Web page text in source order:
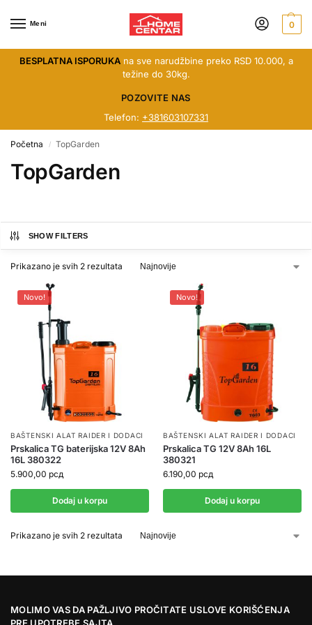
Meni 0
BESPLATNA ISPORUKAna sve narudžbine preko RSD 10.000, a
težine do 30kg.
POZOVITE NAS
Telefon: +381603107331
Početna / TopGarden
TopGarden
SHOW FILTERS
Prikazano je svih 2 rezultata
Novo!
BAŠTENSKI ALAT RAIDER I DODACI
Prskalica TG baterijska 12V 8Ah
16L 380322
5.900,00 рсд
Dodaj u korpu
Novo!
BAŠTENSKI ALAT RAIDER I DODACI
Prskalica TG 12V 8Ah 16L
380321
6.190,00 рсд
Dodaj u korpu
Prikazano je svih 2 rezultata
MOLIMO VAS DA PAŽLJIVO PROČITATE USLOVE KORIŠĆENJA
PRE UPOTREBE SAJTA